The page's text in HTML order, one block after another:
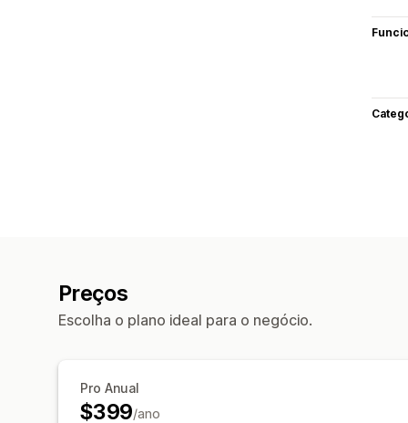
Preços
Escolha o plano ideal para o negócio.
Pro Anual
$399/ano